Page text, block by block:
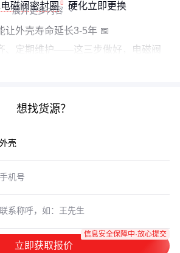
电磁阀密封圈 硬化立即更换
让外壳寿命延长3-5年 📅
、定期维护——这三步做好，
电磁阀
展开更多内容 
想找货源？
立即获取报价
信息安全保障中·放心提交